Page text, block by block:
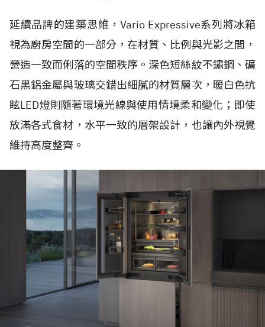
延續品牌的建築思維，Vario Expressive系列將冰箱
視為廚房空間的一部分，在材質、比例與光影之間，
營造一致而俐落的空間秩序。深色短絲紋不鏽鋼、礦
石黑鋁金屬與玻璃交錯出細膩的材質層次，暖白色抗
眩LED燈則隨著環境光線與使用情境柔和變化；即使
放滿各式食材，水平一致的層架設計，也讓內外視覺
維持高度整齊。